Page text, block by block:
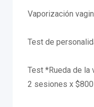
Vaporización
Test de
Test *Rueda de la
2 sesiones x $800